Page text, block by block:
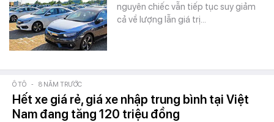
nguyên chiếc vẫn tiếp tục suy giảm
cả về lượng lẫn giá trị...
Ô TÔ - 8 NĂM TRƯỚC
Hết xe giá rẻ, giá xe nhập trung bình tại Việt
Nam đang tăng 120 triệu đồng